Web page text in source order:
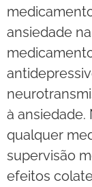
ansiedade
à
qualquer
supervisão
efeitos